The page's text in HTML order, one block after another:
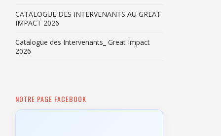
CATALOGUE DES INTERVENANTS AU GREAT
IMPACT 2026
Catalogue des Intervenants_ Great Impact
2026
NOTRE PAGE FACEBOOK